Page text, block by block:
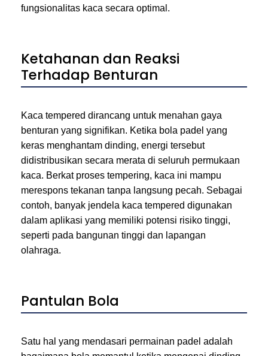
fungsionalitas kaca secara optimal.
Ketahanan dan Reaksi
Terhadap Benturan
Kaca tempered dirancang untuk menahan gaya
benturan yang signifikan. Ketika bola padel yang
keras menghantam dinding, energi tersebut
didistribusikan secara merata di seluruh permukaan
kaca. Berkat proses tempering, kaca ini mampu
merespons tekanan tanpa langsung pecah. Sebagai
contoh, banyak jendela kaca tempered digunakan
dalam aplikasi yang memiliki potensi risiko tinggi,
seperti pada bangunan tinggi dan lapangan
olahraga.
Pantulan Bola
Satu hal yang mendasari permainan padel adalah